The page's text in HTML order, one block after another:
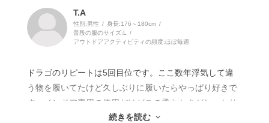
T.A
性別:男性 身長:176～180cm
普段の服のサイズ:L
アウトドアアクティビティの頻度:ほぼ毎週
ドラゴのリピートは5回目位です。ここ数年浮気して違
う物を履いてたけど久しぶりに履いたらやっぱり好きで
す。インドア専用の使用だけどこの柔らかさがしっかり
ボテも踏めるし、あと意外とスラブのつぶスタンスも踏
続きを読む